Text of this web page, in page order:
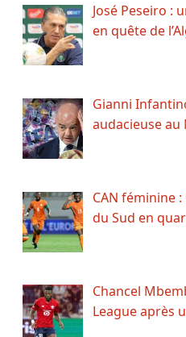
José Peseiro :
en quête de
Gianni
audacieuse au
CAN féminine
du Sud en
Chancel
League après